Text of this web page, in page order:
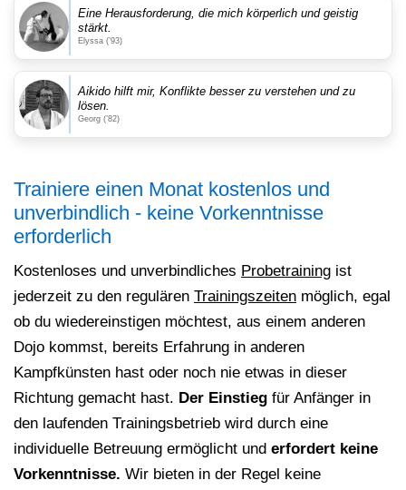
Eine Herausforderung, die mich körperlich und geistig
stärkt.
Elyssa (’93)
Aikido hilft mir, Konflikte besser zu verstehen und zu
lösen.
Georg (’82)
Trainiere einen Monat kostenlos und
unverbindlich - keine Vorkenntnisse
erforderlich
Kostenloses und unverbindliches Probetraining ist
jederzeit zu den regulären Trainingszeiten möglich, egal
ob du wiedereinstigen möchtest, aus einem anderen
Dojo kommst, bereits Erfahrung in anderen
Kampfkünsten hast oder noch nie etwas in dieser
Richtung gemacht hast. Der Einstieg für Anfänger in
den laufenden Trainingsbetrieb wird durch eine
individuelle Betreuung ermöglicht und erfordert keine
Vorkenntnisse. Wir bieten in der Regel keine